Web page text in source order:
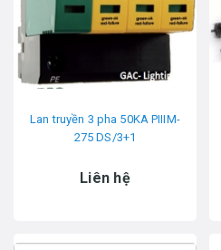
Lan truyền 3 pha 50KA PIIIM-
275 DS/3+1
Liên hệ